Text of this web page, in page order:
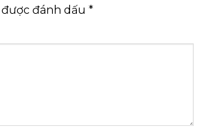
đánh dấu *